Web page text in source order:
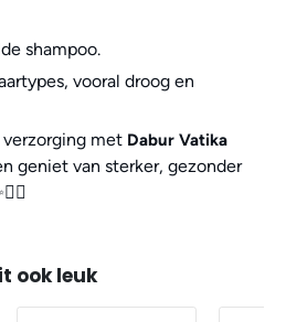
shampoo.
vooral droog en
met Dabur Vatika
geniet van sterker, gezonder
ook leuk